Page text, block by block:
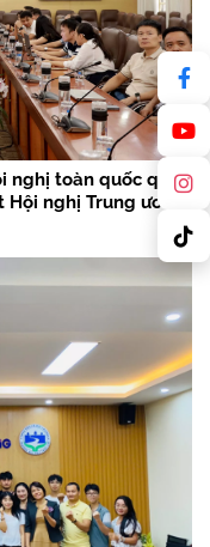
nghị toàn quốc quán
nghị Trung ương